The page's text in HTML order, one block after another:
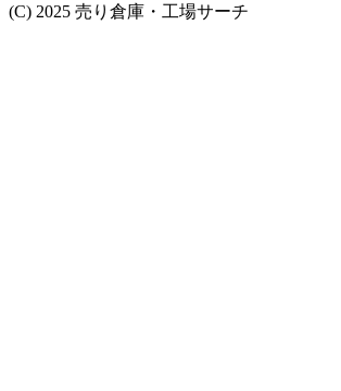
(C) 2025 売り倉庫・工場サーチ